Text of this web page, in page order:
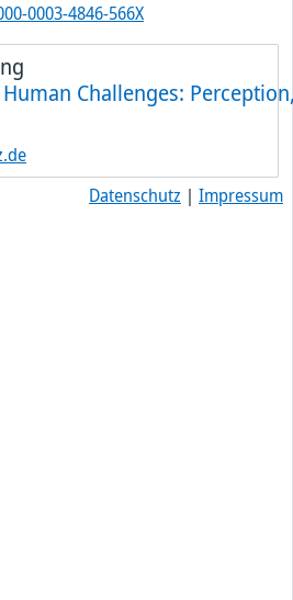
0003-4846-566X
Human Challenges:
Datenschutz | Impressum